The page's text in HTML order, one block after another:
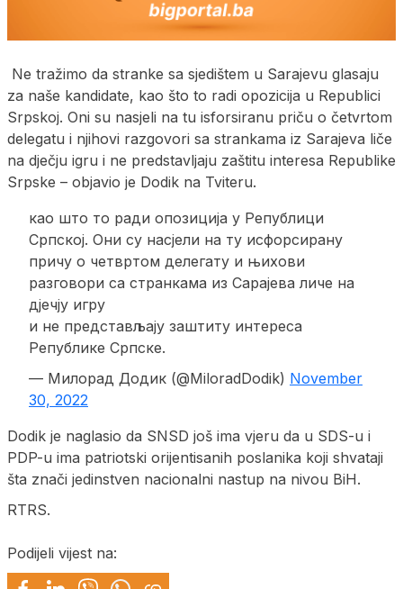
Ne tražimo da stranke sa sjedištem u Sarajevu glasaju
za naše kandidate, kao što to radi opozicija u Republici
Srpskoj. Oni su nasjeli na tu isforsiranu priču o četvrtom
delegatu i njihovi razgovori sa strankama iz Sarajeva liče
na dječju igru i ne predstavljaju zaštitu interesa Republike
Srpske – objavio je Dodik na Tviteru.
као што то ради опозиција у Републици
Српској. Они су насјели на ту исфорсирану
причу о четвртом делегату и њихови
разговори са странкама из Сарајева личе на
дјечју игру
и не представљају заштиту интереса
Републике Српске.
— Милорад Додик (@MiloradDodik) November
30, 2022
Dodik je naglasio da SNSD još ima vjeru da u SDS-u i
PDP-u ima patriotski orijentisanih poslanika koji shvataji
šta znači jedinstven nacionalni nastup na nivou BiH.
RTRS.
Podijeli vijest na: